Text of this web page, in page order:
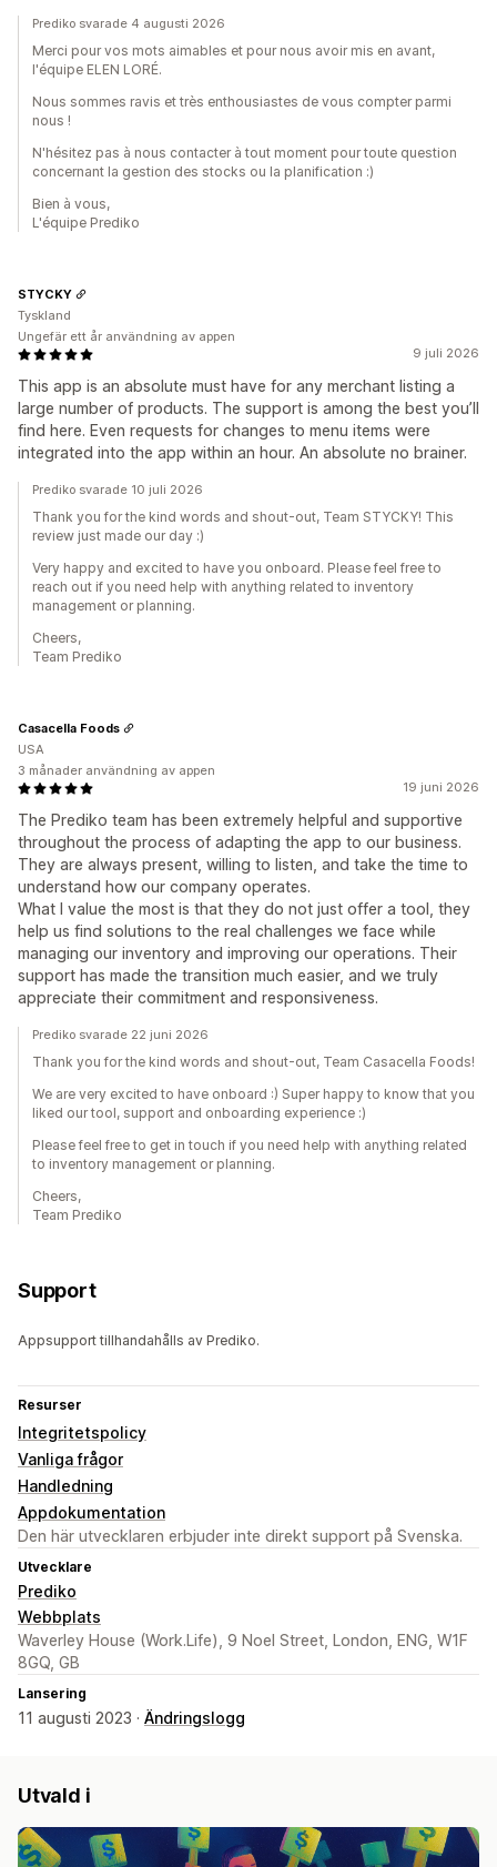
Prediko svarade 4 augusti 2026
Merci pour vos mots aimables et pour nous avoir mis en avant,
l'équipe ELEN LORÉ.
Nous sommes ravis et très enthousiastes de vous compter parmi
nous !
N'hésitez pas à nous contacter à tout moment pour toute question
concernant la gestion des stocks ou la planification :)
Bien à vous,
L'équipe Prediko
9 juli 2026
This app is an absolute must have for any merchant listing a
large number of products. The support is among the best you’ll
find here. Even requests for changes to menu items were
integrated into the app within an hour. An absolute no brainer.
STYCKY
Tyskland
Ungefär ett år användning av appen
Prediko svarade 10 juli 2026
Thank you for the kind words and shout-out, Team STYCKY! This
review just made our day :)
Very happy and excited to have you onboard. Please feel free to
reach out if you need help with anything related to inventory
management or planning.
Cheers,
Team Prediko
19 juni 2026
The Prediko team has been extremely helpful and supportive
throughout the process of adapting the app to our business.
They are always present, willing to listen, and take the time to
understand how our company operates.
What I value the most is that they do not just offer a tool, they
help us find solutions to the real challenges we face while
managing our inventory and improving our operations. Their
support has made the transition much easier, and we truly
appreciate their commitment and responsiveness.
Casacella Foods
USA
3 månader användning av appen
Prediko svarade 22 juni 2026
Thank you for the kind words and shout-out, Team Casacella Foods!
We are very excited to have onboard :) Super happy to know that you
liked our tool, support and onboarding experience :)
Please feel free to get in touch if you need help with anything related
to inventory management or planning.
Cheers,
Team Prediko
Support
Appsupport tillhandahålls av Prediko.
Resurser
Integritetspolicy
Vanliga frågor
Handledning
Appdokumentation
Den här utvecklaren erbjuder inte direkt support på Svenska.
Utvecklare
Prediko
Webbplats
Waverley House (Work.Life), 9 Noel Street, London, ENG, W1F
8GQ, GB
Lansering
11 augusti 2023 · Ändringslogg
Utvald i